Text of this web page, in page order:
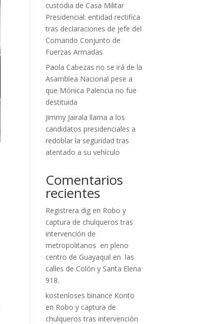
custodia de Casa Militar
Presidencial: entidad rectifica
tras declaraciones de jefe del
Comando Conjunto de
Fuerzas Armadas
Paola Cabezas no se irá de la
Asamblea Nacional pese a
que Mónica Palencia no fue
destituida
Jimmy Jairala llama a los
candidatos presidenciales a
redoblar la seguridad tras
atentado a su vehículo
Comentarios
recientes
Registrera dig en Robo y
captura de chulqueros tras
intervención de
metropolitanos en pleno
centro de Guayaquil en las
calles de Colón y Santa Elena
918.
kostenloses binance Konto
en Robo y captura de
chulqueros tras intervención